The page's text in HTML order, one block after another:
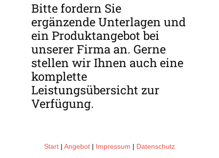
Bitte fordern Sie
ergänzende Unterlagen und
ein Produktangebot bei
unserer Firma an. Gerne
stellen wir Ihnen auch eine
komplette
Leistungsübersicht zur
Verfügung.
Start | Angebot | Impressum | Datenschutz